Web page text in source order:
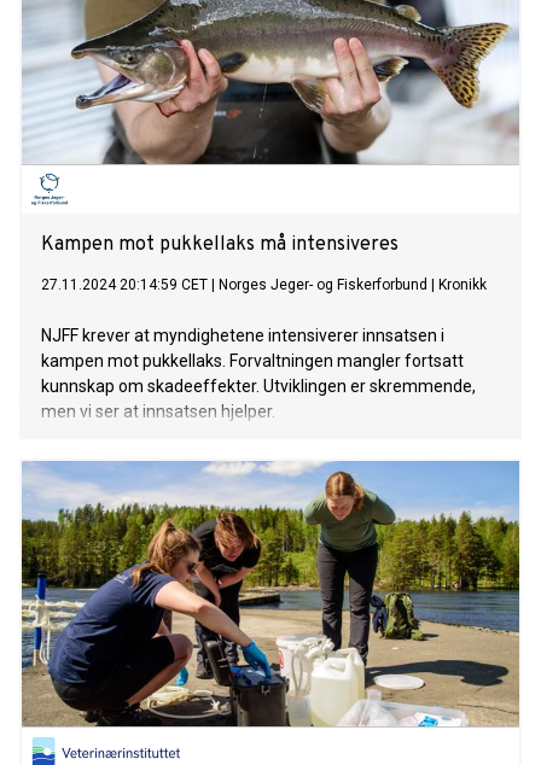
Kampen mot pukkellaks må intensiveres
27.11.2024 20:14:59 CET Norges Jeger- og Fiskerforbund Kronikk
NJFF krever at myndighetene intensiverer innsatsen i
kampen mot pukkellaks. Forvaltningen mangler fortsatt
kunnskap om skadeeffekter. Utviklingen er skremmende,
men vi ser at innsatsen hjelper.